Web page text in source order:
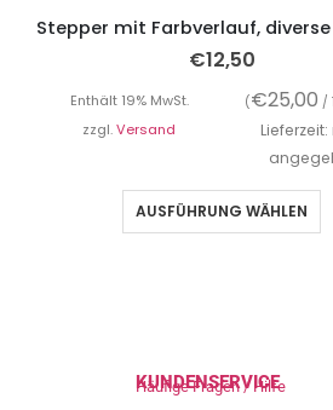
€12,50
Enthält 19% MwSt. (€25,00 /
zzgl.Versand
AUSFÜHRUNG WÄHLEN
KUNDENSERVICE
Häufige Fragen / Hilfe